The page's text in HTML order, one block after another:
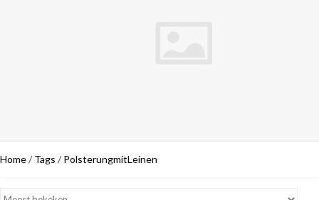
Home/ Tags / PolsterungmitLeinen